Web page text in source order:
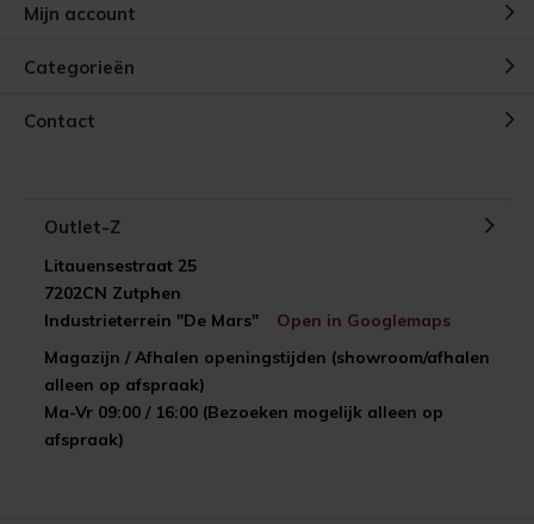
Mijn account
Categorieën
Contact
Outlet-Z
Litauensestraat 25
7202CN Zutphen
Industrieterrein "De Mars"
Open in Googlemaps
Magazijn / Afhalen openingstijden (showroom/afhalen
alleen op afspraak)
Ma-Vr 09:00 / 16:00 (Bezoeken mogelijk alleen op
afspraak)